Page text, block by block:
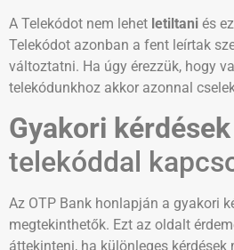
A Telekódot nem lehet letiltani és
Telekódot azonban a fent leírtak
változtatni. Ha úgy érezzük, hogy
telekódunkhoz akkor azonnal
Gyakori kérdések
telekóddal
Az OTP Bank honlapján a gyakori
megtekinthetők. Ezt az oldalt
áttekinteni, ha különleges